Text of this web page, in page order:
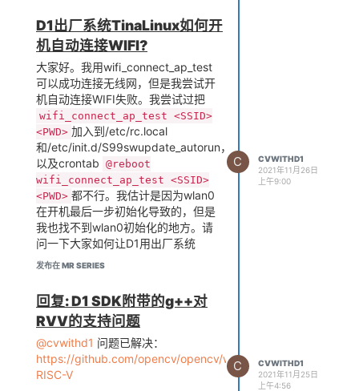
D1出厂系统TinaLinux如何开
机自动连接WIFI?
大家好。我用wifi_connect_ap_test
可以成功连接无线网，但是我尝试开
机自动连接WIFI失败。我尝试过把
wifi_connect_ap_test <SSID>
<PWD> 加入到/etc/rc.local
和/etc/init.d/S99swupdate_autorun，
以及crontab @reboot
wifi_connect_ap_test <SSID>
<PWD> 都不行。我估计是因为wlan0
在开机最后一步初始化导致的，但是
我也找不到wlan0初始化的地方。请
问一下大家如何让D1用出厂系统
TinaLinux时设置开机自动连接
发布在 MR SERIES
C
CVWITHD1
2021年11月26日
上午9:00
回复: D1 SDK附带的g++对
RVV的支持问题
@cvwithd1 问题已解决：
https://github.com/opencv/opencv/wiki/OpenCV-
RISC-V
C
CVWITHD1
2021年11月25日
上午4:56